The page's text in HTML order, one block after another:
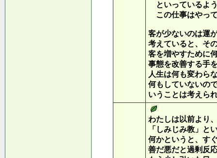
といっているよ
この仕事はやっ
客が少ないのは運
考えていると、そ
客を増やすために
事態を改善する手
人生は何も変わら
何もしていないの
いうことは考えら
わたしは以前より
「しみじみ教」
何かというと、す
善だ悪だと過剰反